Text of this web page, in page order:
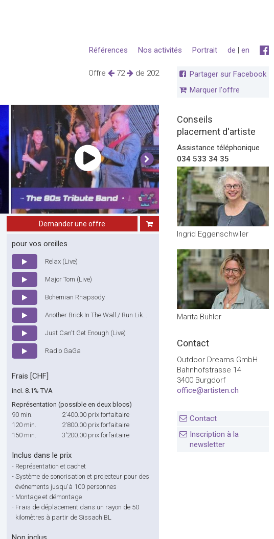
de | en
Portrait
Nos activités
Références
Offre 72 de 202
Demander une offre
pour vos oreilles
Relax (Live)
Major Tom (Live)
Bohemian Rhapsody
Another Brick In The Wall / Run Lik...
Just Can't Get Enough (Live)
Radio GaGa
Frais [CHF]
incl. 8.1% TVA
Représentation (possible en deux blocs)
90 min.
2'400.00 prix forfaitaire
120 min.
2'800.00 prix forfaitaire
150 min.
3'200.00 prix forfaitaire
Inclus dans le prix
- Représentation et cachet
- Système de sonorisation et projecteur pour des
événements jusqu'à 100 personnes
- Montage et démontage
- Frais de déplacement dans un rayon de 50
kilomètres à partir de Sissach BL
Partager sur Facebook
Marquer l'offre
Conseils
placement d'artiste
Assistance téléphonique
034 533 34 35
Ingrid Eggenschwiler
Marita Bühler
Contact
Outdoor Dreams GmbH
Bahnhofstrasse 14
3400 Burgdorf
office@artisten.ch
Contact
Inscription à la
newsletter